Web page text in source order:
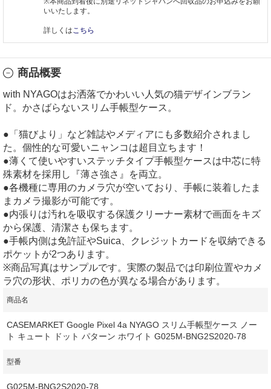
いいたします。
詳しくはこちら
商品概要
with NYAGOはお洒落でかわいい人気の猫デザインブラン
ド。かさばらないスリム手帳型ケース。
●「猫びより」など雑誌やメディアにも多数紹介されまし
た。個性的な可愛いニャンコは超目立ちます！
●薄くて使いやすいステッチタイプ手帳型ケースは中芯に特
殊素材を採用し『薄さ強さ』を両立。
●各機種に専用のカメラ穴が空いており、手帳に装着したま
まカメラ撮影が可能です。
●内張りは汚れを吸収する保護クリーナー素材で画面をキズ
から保護、清潔さも保ちます。
●手帳内側は免許証やSuica、クレジットカードを収納できる
ポケットが2つあります。
※商品写真はサンプルです。実際の製品では印刷位置やカメ
ラ穴の形状、ポリカの色が異なる場合があります。
商品名
CASEMARKET Google Pixel 4a NYAGO スリム手帳型ケース ノー
ト キュート ドット パターン ホワイト G025M-BNG2S2020-78
型番
G025M-BNG2S2020-78